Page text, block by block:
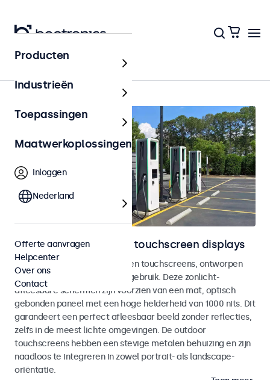
Home
Outdoor monitoren en touchscreen displays
Weersbestendige monitoren en touchscreens, ontworpen
voor zowel binnen- als buitengebruik. Deze zonlicht-
afleesbare schermen zijn voorzien van een mat, optisch
gebonden paneel met een hoge helderheid van 1000 nits. Dit
garandeert een perfect afleesbaar beeld zonder reflecties,
zelfs in de meest lichte omgevingen. De outdoor
touchscreens hebben een stevige metalen behuizing en zijn
naadloos te integreren in zowel portrait- als landscape-
oriëntatie.
Producten
Industrieën
Toepassingen
Maatwerkoplossingen
Inloggen
Nederland
Offerte aanvragen
Helpcenter
Over ons
Contact